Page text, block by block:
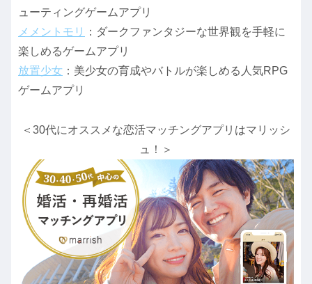
ューティングゲームアプリ
メメントモリ
：ダークファンタジーな世界観を手軽に
楽しめるゲームアプリ
放置少女 ：美少女の育成やバトルが楽しめる人気RPG
ゲームアプリ
＜30代にオススメな恋活マッチングアプリはマリッシ
ュ！＞